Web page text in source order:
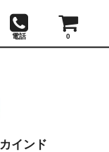
インド
電話 0